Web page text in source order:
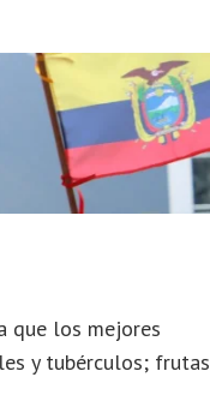
que los mejores
y tubérculos; frutas